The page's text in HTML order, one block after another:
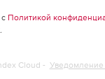
Политикой
.
Cloud - Уведомление